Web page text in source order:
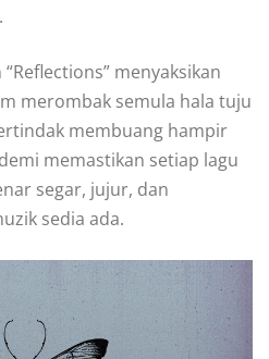
menyaksikan
merombak semula hala tuju
membuang hampir
memastikan setiap lagu
segar, jujur, dan
sedia ada.